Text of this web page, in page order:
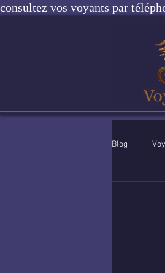
consultez vos voyants par
Blog